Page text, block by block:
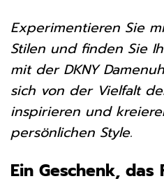
Experimentieren Sie
Stilen und finden Sie
mit der DKNY
sich von der Vielfalt
inspirieren und
persönlichen Style.
Ein Geschenk,